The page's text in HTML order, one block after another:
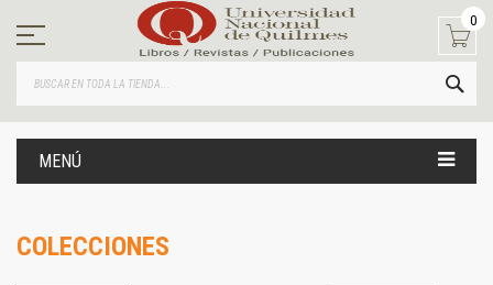
contenido
0
MENÚ
COLECCIONES